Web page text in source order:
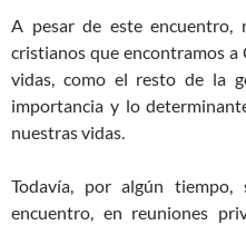
A pesar de este
cristianos que encontramos
vidas, como el resto de la
importancia y lo
nuestras vidas.
Todavía, por algún tiempo,
encuentro, en reuniones